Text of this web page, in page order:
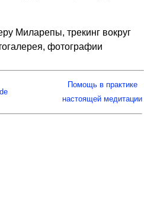
Миларепы, трекинг вокруг
фотографии
Помощь в практике
настоящей медитации